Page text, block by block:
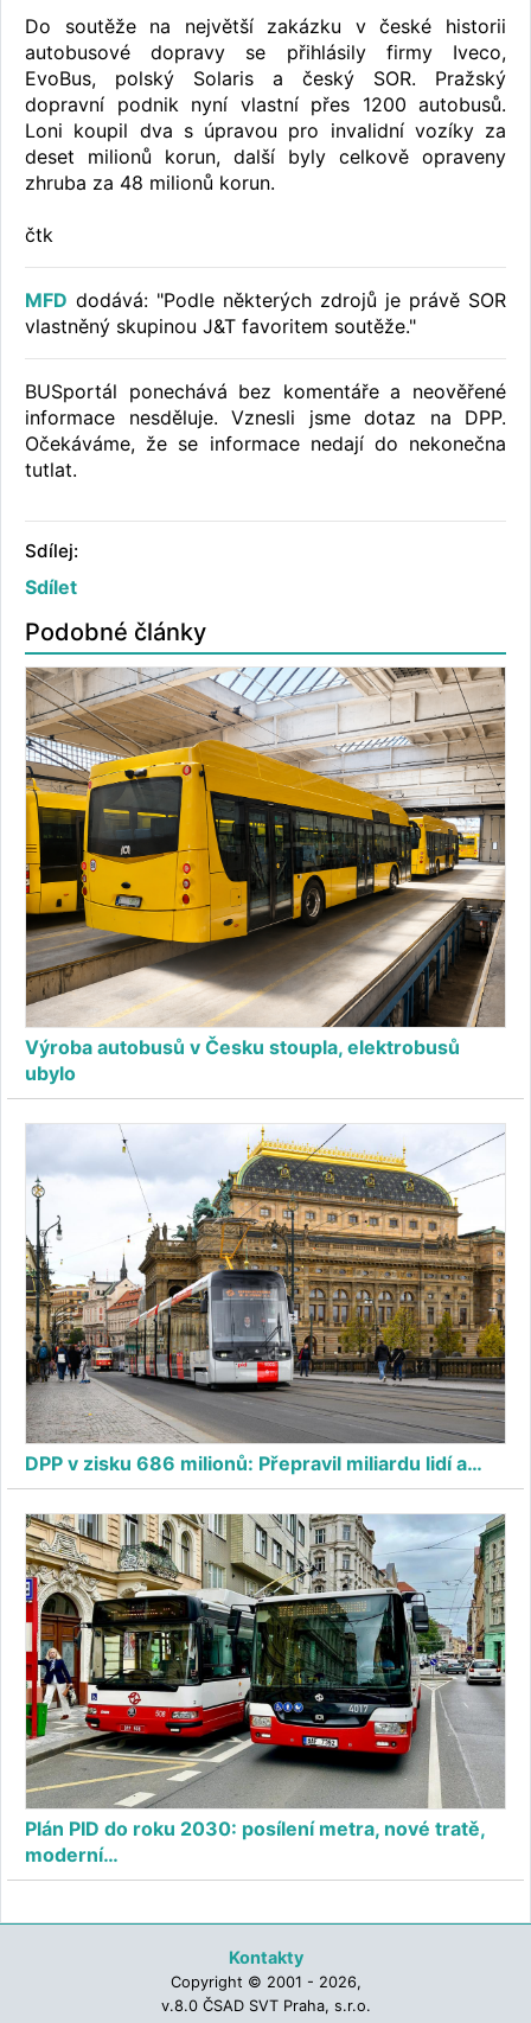
Do soutěže na největší zakázku v české historii
autobusové dopravy se přihlásily firmy Iveco,
EvoBus, polský Solaris a český SOR. Pražský
dopravní podnik nyní vlastní přes 1200 autobusů.
Loni koupil dva s úpravou pro invalidní vozíky za
deset milionů korun, další byly celkově opraveny
zhruba za 48 milionů korun.
čtk
MFD dodává: "Podle některých zdrojů je právě SOR
vlastněný skupinou J&T favoritem soutěže."
BUSportál ponechává bez komentáře a neověřené
informace nesděluje. Vznesli jsme dotaz na DPP.
Očekáváme, že se informace nedají do nekonečna
tutlat.
Sdílej:
Sdílet
Podobné články
Výroba autobusů v Česku stoupla, elektrobusů
ubylo
DPP v zisku 686 milionů: Přepravil miliardu lidí a…
Plán PID do roku 2030: posílení metra, nové tratě,
moderní…
Kontakty
Copyright © 2001 - 2026,
v.8.0 ČSAD SVT Praha, s.r.o.